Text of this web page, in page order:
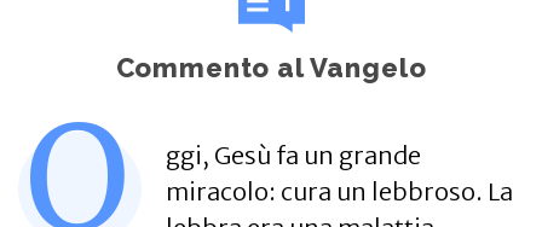
Commento al Vangelo
O
ggi, Gesù fa un grande
miracolo: cura un lebbroso. La